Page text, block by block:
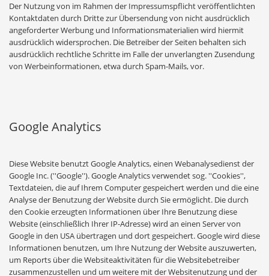
Der Nutzung von im Rahmen der Impressumspflicht veröffentlichten
Kontaktdaten durch Dritte zur Übersendung von nicht ausdrücklich
angeforderter Werbung und Informationsmaterialien wird hiermit
ausdrücklich widersprochen. Die Betreiber der Seiten behalten sich
ausdrücklich rechtliche Schritte im Falle der unverlangten Zusendung
von Werbeinformationen, etwa durch Spam-Mails, vor.
Google Analytics
Diese Website benutzt Google Analytics, einen Webanalysedienst der
Google Inc. (''Google''). Google Analytics verwendet sog. ''Cookies'',
Textdateien, die auf Ihrem Computer gespeichert werden und die eine
Analyse der Benutzung der Website durch Sie ermöglicht. Die durch
den Cookie erzeugten Informationen über Ihre Benutzung diese
Website (einschließlich Ihrer IP-Adresse) wird an einen Server von
Google in den USA übertragen und dort gespeichert. Google wird diese
Informationen benutzen, um Ihre Nutzung der Website auszuwerten,
um Reports über die Websiteaktivitäten für die Websitebetreiber
zusammenzustellen und um weitere mit der Websitenutzung und der